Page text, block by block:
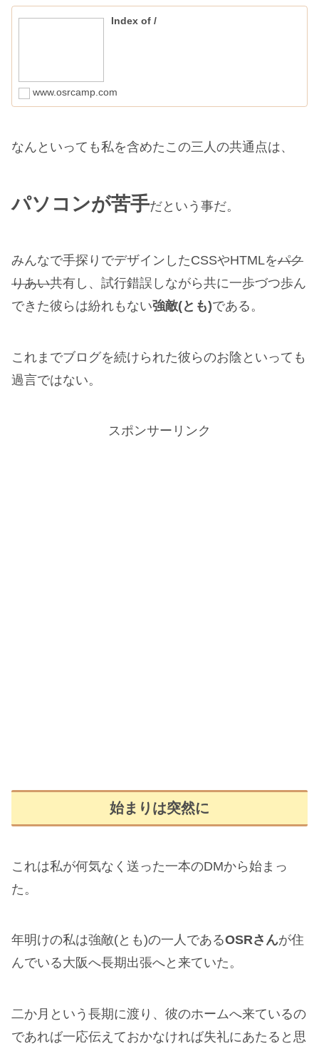
Index of /
www.osrcamp.com
なんといっても私を含めたこの三人の共通点は、
パソコンが苦手だという事だ。
みんなで手探りでデザインしたCSSやHTMLをパク
りあい共有し、試行錯誤しながら共に一歩づつ歩ん
できた彼らは紛れもない強敵(とも)である。
これまでブログを続けられた彼らのお陰といっても
過言ではない。
スポンサーリンク
始まりは突然に
これは私が何気なく送った一本のDMから始まっ
た。
年明けの私は強敵(とも)の一人であるOSRさんが住
んでいる大阪へ長期出張へと来ていた。
二か月という長期に渡り、彼のホームへ来ているの
であれば一応伝えておかなければ失礼にあたると思